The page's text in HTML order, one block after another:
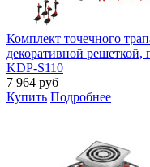
Комплект точечного
декоративной решеткой,
KDP-S110
7 964 руб
Купить Подробнее